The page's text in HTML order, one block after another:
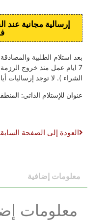
بعد استلام الطلبية
7 ايام عمل منذ خروج
الشراء ). لا توجد إرساليات
عنوان للإستلام الذاتي:
العودة إلى الصفحة
معلومات إضافية
معلومات